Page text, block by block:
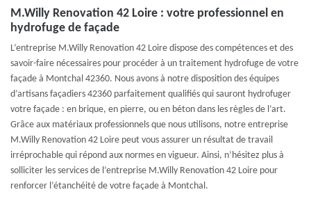
M.Willy Renovation 42 Loire : votre professionnel en
hydrofuge de façade
L’entreprise M.Willy Renovation 42 Loire dispose des compétences et des
savoir-faire nécessaires pour procéder à un traitement hydrofuge de votre
façade à Montchal 42360. Nous avons à notre disposition des équipes
d’artisans façadiers 42360 parfaitement qualifiés qui sauront hydrofuger
votre façade : en brique, en pierre, ou en béton dans les règles de l’art.
Grâce aux matériaux professionnels que nous utilisons, notre entreprise
M.Willy Renovation 42 Loire peut vous assurer un résultat de travail
irréprochable qui répond aux normes en vigueur. Ainsi, n’hésitez plus à
solliciter les services de l’entreprise M.Willy Renovation 42 Loire pour
renforcer l’étanchéité de votre façade à Montchal.